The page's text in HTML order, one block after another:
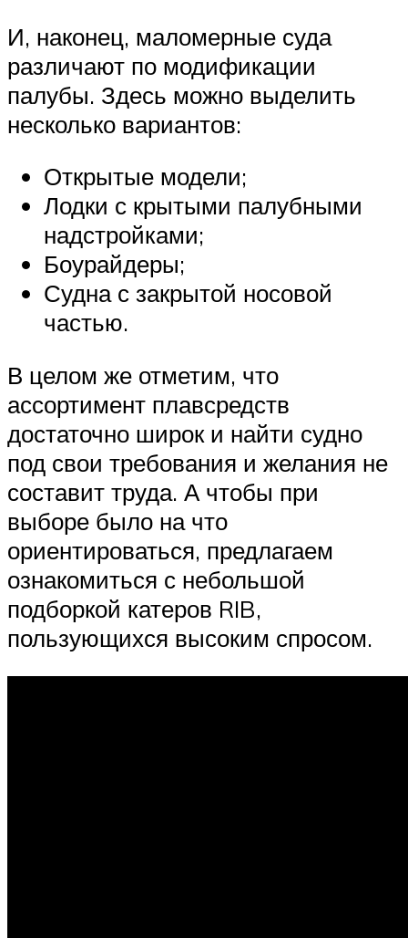
И, наконец, маломерные суда
различают по модификации
палубы. Здесь можно выделить
несколько вариантов:
Открытые модели;
Лодки с крытыми палубными
надстройками;
Боурайдеры;
Судна с закрытой носовой
частью.
В целом же отметим, что
ассортимент плавсредств
достаточно широк и найти судно
под свои требования и желания не
составит труда. А чтобы при
выборе было на что
ориентироваться, предлагаем
ознакомиться с небольшой
подборкой катеров RIB,
пользующихся высоким спросом.